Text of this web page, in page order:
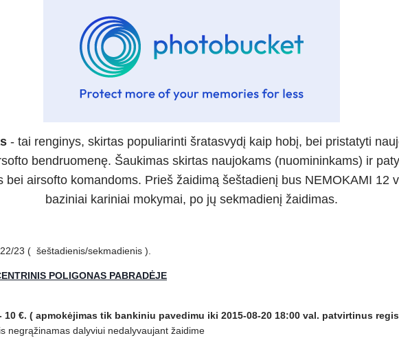
- tai renginys, skirtas populiarinti šratasvydį kaip hobį, bei pristatyti
bendruomenę. Šaukimas skirtas naujokams (nuomininkams) ir
bei airsofto komandoms. Prieš žaidimą šeštadienį bus NEMOKAMI 12
baziniai kariniai mokymai, po jų sekmadienį žaidimas.
23 ( šeštadienis/sekmadienis ).
POLIGONAS PABRADĖJE
10 €. ( apmokėjimas tik bankiniu pavedimu iki 2015-08-20 18:00 val. patvirtinus
negrąžinamas dalyviui nedalyvaujant žaidime